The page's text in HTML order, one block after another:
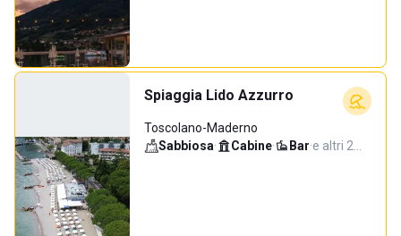
Spiaggia Lido Azzurro
Toscolano-Maderno
Sabbiosa· Cabine· Bar·e altri 2…